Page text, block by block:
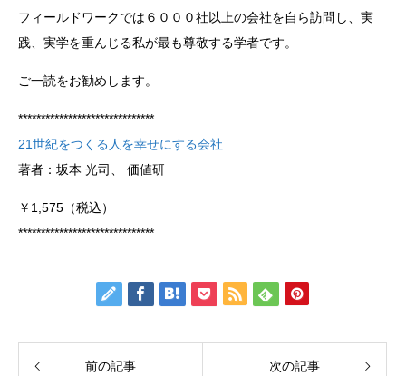
フィールドワークでは６０００社以上の会社を自ら訪問し、実
践、実学を重んじる私が最も尊敬する学者です。
ご一読をお勧めします。
******************************
21世紀をつくる人を幸せにする会社
著者：坂本 光司、 価値研
￥1,575（税込）
******************************
前の記事 次の記事